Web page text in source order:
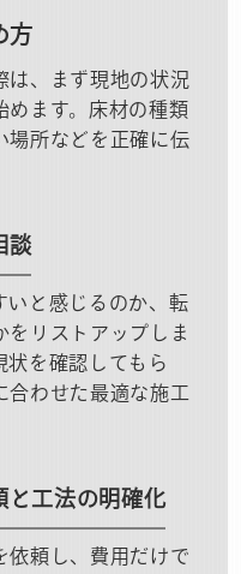
方
は、まず現地の状況
めます。床材の種類
場所などを正確に伝
談
いと感じるのか、転
をリストアップしま
状を確認してもら
合わせた最適な施工
と工法の明確化
依頼し、費用だけで